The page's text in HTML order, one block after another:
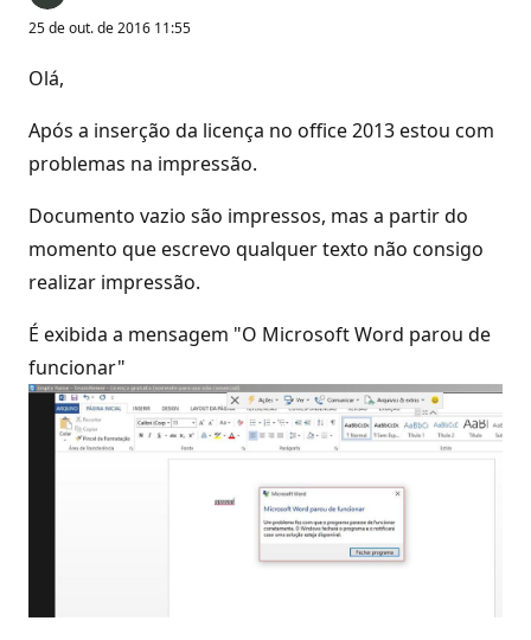
25 de out. de 2016 11:55
Olá,
Após a inserção da licença no office 2013 estou com
problemas na impressão.
Documento vazio são impressos, mas a partir do
momento que escrevo qualquer texto não consigo
realizar impressão.
É exibida a mensagem "O Microsoft Word parou de
funcionar"